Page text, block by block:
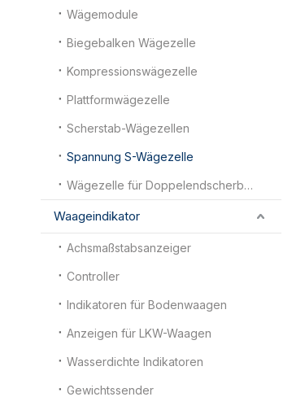
Wägemodule
Biegebalken Wägezelle
Kompressionswägezelle
Plattformwägezelle
Scherstab-Wägezellen
Spannung S-Wägezelle
Wägezelle für Doppelendscherbalken
Waageindikator
Achsmaßstabsanzeiger
Controller
Indikatoren für Bodenwaagen
Anzeigen für LKW-Waagen
Wasserdichte Indikatoren
Gewichtssender